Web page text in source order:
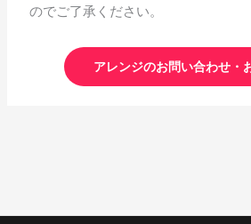
のでご了承ください。
アレンジのお問い合わせ・